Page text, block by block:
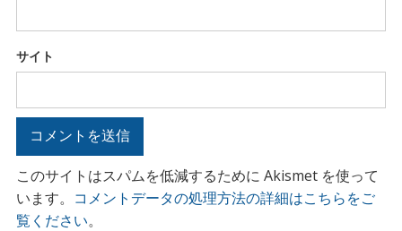
サイト
このサイトはスパムを低減するために Akismet を使って
います。 コメントデータの処理方法の詳細はこちらをご
覧ください。